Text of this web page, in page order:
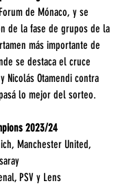
de Mónaco, y se
de la fase de grupos de la
más importante de
se destaca el cruce
Nicolás Otamendi contra
lo mejor del sorteo.
2023/24
Manchester United,
PSV y Lens